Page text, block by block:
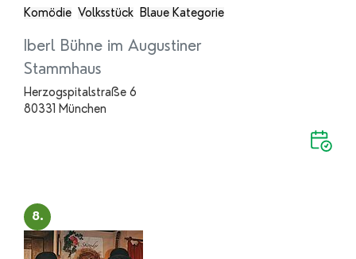
Komödie Volksstück Blaue Kategorie
Iberl Bühne im Augustiner
Stammhaus
Herzogspitalstraße 6
80331 München
8.